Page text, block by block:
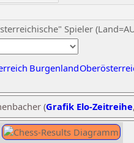
Spieler
Burgenland
(Grafik Elo-Zeitreihe